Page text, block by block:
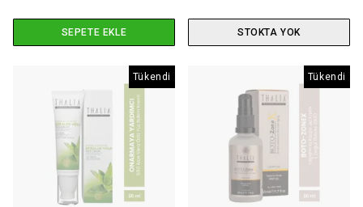
SEPETE EKLE STOKTA YOK
Tükendi Tükendi